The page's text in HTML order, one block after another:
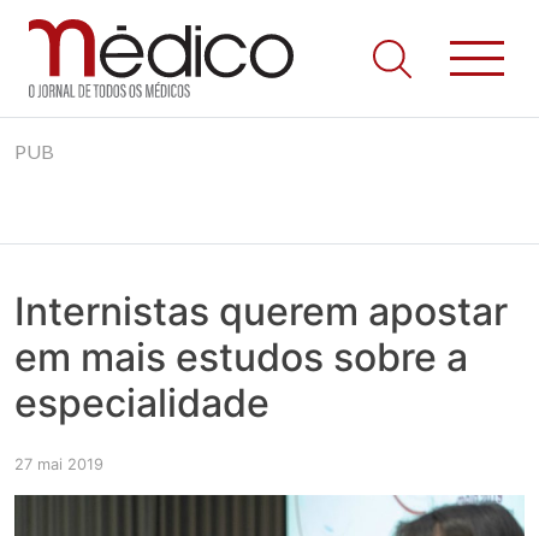
to
Jornal Médico
Médico – O Jornal de Todos os Médicos. Onde as notícias
realmente contam! Tudo o que se passa na Saúde!
PUB
Internistas querem apostar
em mais estudos sobre a
especialidade
27 mai 2019